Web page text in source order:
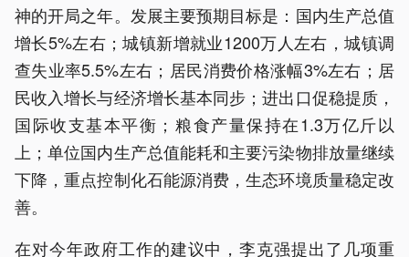
神的开局之年。发展主要预期目标是：国内生产总值
增长5%左右；城镇新增就业1200万人左右，城镇调
查失业率5.5%左右；居民消费价格涨幅3%左右；居
民收入增长与经济增长基本同步；进出口促稳提质，
国际收支基本平衡；粮食产量保持在1.3万亿斤以
上；单位国内生产总值能耗和主要污染物排放量继续
下降，重点控制化石能源消费，生态环境质量稳定改
善。
在对今年政府工作的建议中，李克强提出了几项重